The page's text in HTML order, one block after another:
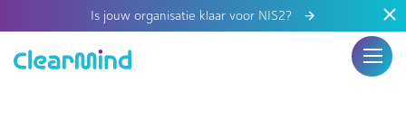
Is jouw organisatie klaar voor NIS2?